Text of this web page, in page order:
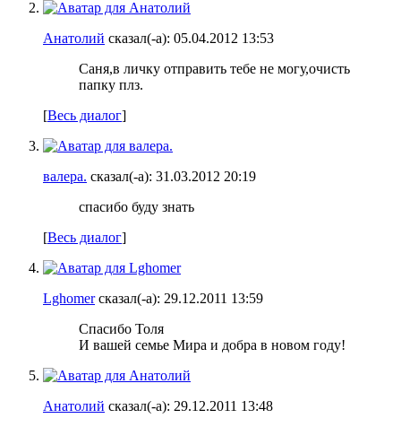
Анатолий сказал(-а): 05.04.2012 13:53
Саня,в личку отправить тебе не могу,очисть
папку плз.
[Весь диалог]
валера. сказал(-а): 31.03.2012 20:19
спасибо буду знать
[Весь диалог]
Lghomerсказал(-а): 29.12.2011 13:59
Спасибо Толя
И вашей семье Мира и добра в новом году!
Анатолий сказал(-а): 29.12.2011 13:48